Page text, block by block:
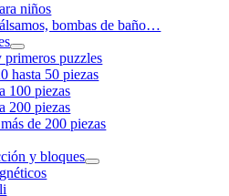
niños
bombas de baño…
primeros puzzles
hasta 50 piezas
100 piezas
200 piezas
de 200 piezas
y bloques